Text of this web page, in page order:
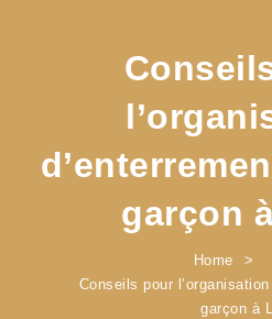
garçon
Home
Conseils pour
garçon à